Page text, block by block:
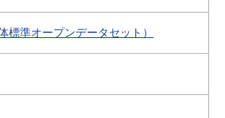
標準オープンデータセット）